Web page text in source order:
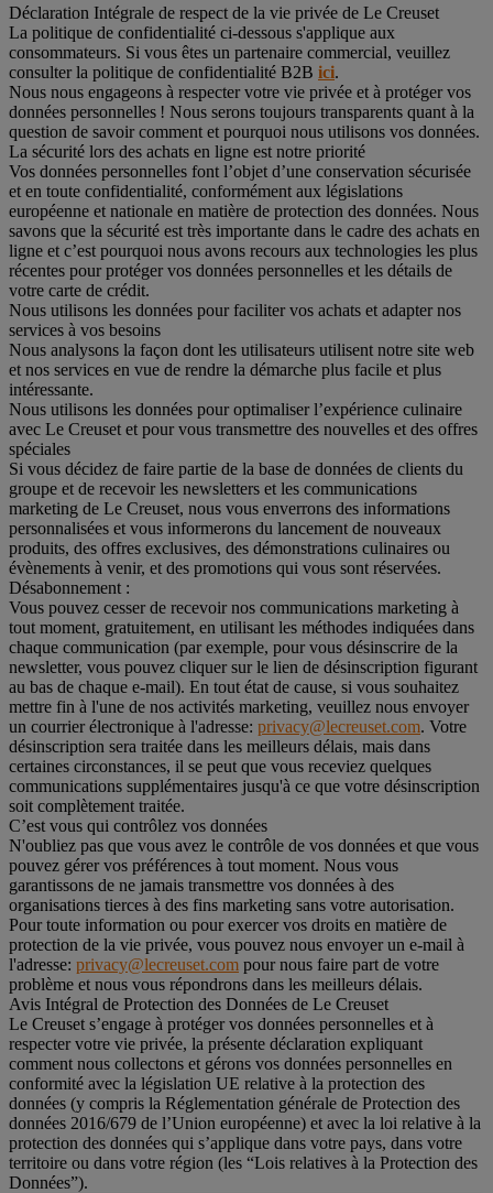
Déclaration Intégrale de respect de la vie privée de Le Creuset
La politique de confidentialité ci-dessous s'applique aux
consommateurs. Si vous êtes un partenaire commercial, veuillez
consulter la politique de confidentialité B2B ici.
Nous nous engageons à respecter votre vie privée et à protéger vos
données personnelles ! Nous serons toujours transparents quant à la
question de savoir comment et pourquoi nous utilisons vos données.
La sécurité lors des achats en ligne est notre priorité
Vos données personnelles font l’objet d’une conservation sécurisée
et en toute confidentialité, conformément aux législations
européenne et nationale en matière de protection des données. Nous
savons que la sécurité est très importante dans le cadre des achats en
ligne et c’est pourquoi nous avons recours aux technologies les plus
récentes pour protéger vos données personnelles et les détails de
votre carte de crédit.
Nous utilisons les données pour faciliter vos achats et adapter nos
services à vos besoins
Nous analysons la façon dont les utilisateurs utilisent notre site web
et nos services en vue de rendre la démarche plus facile et plus
intéressante.
Nous utilisons les données pour optimaliser l’expérience culinaire
avec Le Creuset et pour vous transmettre des nouvelles et des offres
spéciales
Si vous décidez de faire partie de la base de données de clients du
groupe et de recevoir les newsletters et les communications
marketing de Le Creuset, nous vous enverrons des informations
personnalisées et vous informerons du lancement de nouveaux
produits, des offres exclusives, des démonstrations culinaires ou
évènements à venir, et des promotions qui vous sont réservées.
Désabonnement :
Vous pouvez cesser de recevoir nos communications marketing à
tout moment, gratuitement, en utilisant les méthodes indiquées dans
chaque communication (par exemple, pour vous désinscrire de la
newsletter, vous pouvez cliquer sur le lien de désinscription figurant
au bas de chaque e-mail). En tout état de cause, si vous souhaitez
mettre fin à l'une de nos activités marketing, veuillez nous envoyer
un courrier électronique à l'adresse: privacy@lecreuset.com. Votre
désinscription sera traitée dans les meilleurs délais, mais dans
certaines circonstances, il se peut que vous receviez quelques
communications supplémentaires jusqu'à ce que votre désinscription
soit complètement traitée.
C’est vous qui contrôlez vos données
N'oubliez pas que vous avez le contrôle de vos données et que vous
pouvez gérer vos préférences à tout moment. Nous vous
garantissons de ne jamais transmettre vos données à des
organisations tierces à des fins marketing sans votre autorisation.
Pour toute information ou pour exercer vos droits en matière de
protection de la vie privée, vous pouvez nous envoyer un e-mail à
l'adresse: privacy@lecreuset.com pour nous faire part de votre
problème et nous vous répondrons dans les meilleurs délais.
Avis Intégral de Protection des Données de Le Creuset
Le Creuset s’engage à protéger vos données personnelles et à
respecter votre vie privée, la présente déclaration expliquant
comment nous collectons et gérons vos données personnelles en
conformité avec la législation UE relative à la protection des
données (y compris la Réglementation générale de Protection des
données 2016/679 de l’Union européenne) et avec la loi relative à la
protection des données qui s’applique dans votre pays, dans votre
territoire ou dans votre région (les “Lois relatives à la Protection des
Données”).